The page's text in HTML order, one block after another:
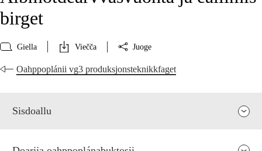
birget
Giella Viečča Juoge
Oahppoplánii vg3 produksjonsteknikkfaget
Sisdoallu